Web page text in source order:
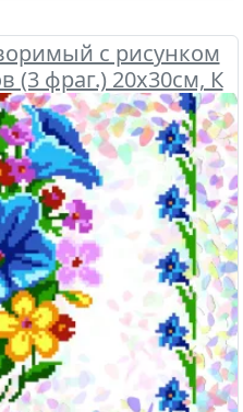
с рисунком
(3 фраг.) 20х30см, К